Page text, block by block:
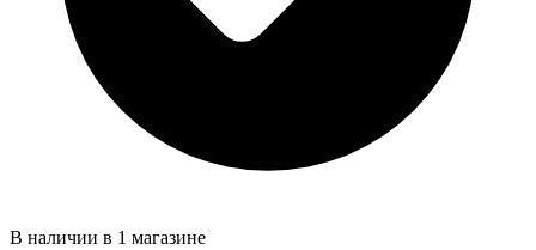
В наличии в 1 магазине